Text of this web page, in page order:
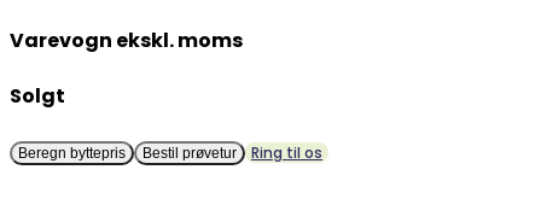
Varevogn ekskl. moms
Solgt
Beregn byttepris Bestil prøvetur Ring til os